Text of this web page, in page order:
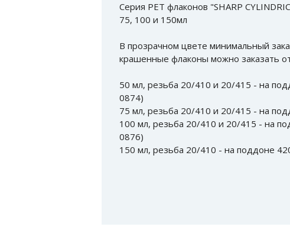
Серия РЕТ флаконов "SHARP
75, 100 и 150мл
В прозрачном цвете минимальный
крашенные флаконы можно заказать
50 мл, резьба 20/410 и 20/415 - на
0874)
75 мл, резьба 20/410 и 20/415 - на
100 мл, резьба 20/410 и 20/415 - на
0876)
150 мл, резьба 20/410 - на поддоне